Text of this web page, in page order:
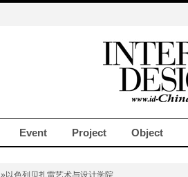
Event Project Object
»以色列贝扎雷艺术与设计学院